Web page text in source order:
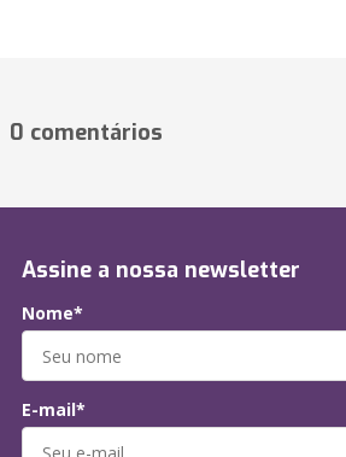
0 comentários
Assine a nossa newsletter
Nome*
E-mail*